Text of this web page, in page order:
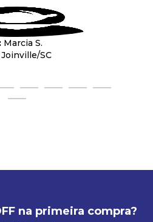
Marcia S.
Joinville/SC
na primeira compra?